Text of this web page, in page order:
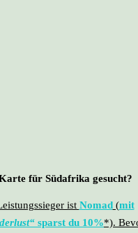
für Südafrika gesucht?
ist Nomad(mit
“ sparst du 10%*).